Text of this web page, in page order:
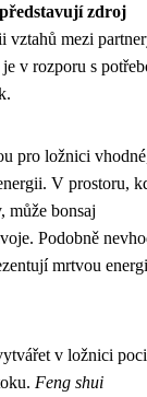
zdroj
vztahů mezi
v rozporu s
pro ložnici
V prostoru,
může bonsaj
Podobně
mrtvou
v ložnici
Feng shui